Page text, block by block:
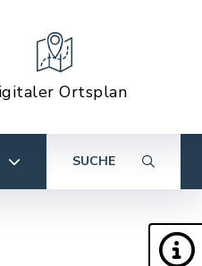
Ortsplan
SUCHE